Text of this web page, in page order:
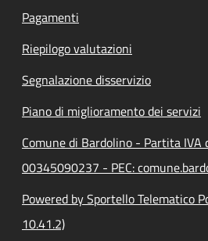
Pagamenti
Riepilogo valutazioni
Segnalazione disservizio
Piano di miglioramento dei servizi
Comune di Bardolino - Partita
00345090237 - PEC:
Powered by Sportello Telematico
10.41.2)